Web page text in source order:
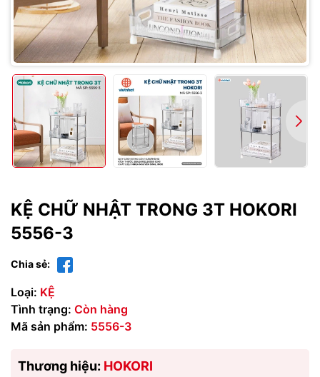
KỆ CHỮ NHẬT TRONG 3T HOKORI
5556-3
Chia sẻ:
Loại: KỆ
Tình trạng: Còn hàng
Mã sản phẩm: 5556-3
Thương hiệu: HOKORI